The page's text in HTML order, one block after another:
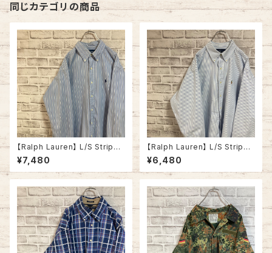
同じカテゴリの商品
【Ralph Lauren】 L/S Stripe
BD Shirt L 90s vintage blu
e ラルフローレン ストライプ BD
シャツ ボタンダウン 長袖 ポニ
カ USA 古着
¥7,480
【Ralph Lauren】 L/S Stripe
BD Shirt L 90s vintage ラル
フローレン ストライプ BDシャツ
ボタンダウン 長袖 ポニーロゴ
古着
¥6,480